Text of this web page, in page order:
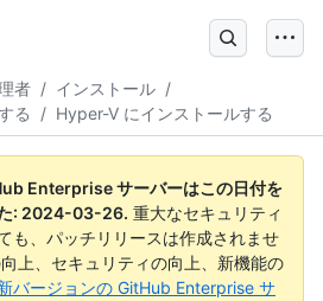
者 / インストール /
る
/ Hyper-V にインストールする
Enterprise サーバーはこの日付を
: 2024-03-26. 重大なセキュリティ
も、パッチリリースは作成されませ
上、セキュリティの向上、新機能の
バージョンの GitHub Enterprise サ